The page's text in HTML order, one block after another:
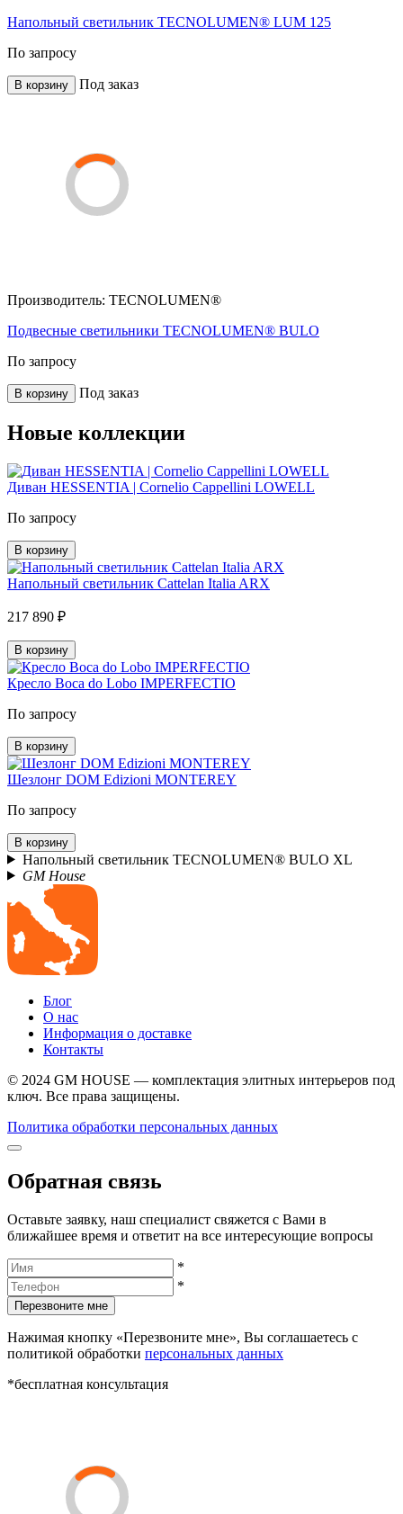
Напольный светильник TECNOLUMEN® LUM 125
По запросу
В корзину Под заказ
Производитель: TECNOLUMEN®
Подвесные светильники TECNOLUMEN® BULO
По запросу
В корзину Под заказ
Новые коллекции
Диван HESSENTIA | Cornelio Cappellini LOWELL
По запросу
В корзину
Напольный светильник Cattelan Italia ARX
217 890 ₽
В корзину
Кресло Boca do Lobo IMPERFECTIO
По запросу
В корзину
Шезлонг DOM Edizioni MONTEREY
По запросу
В корзину
Напольный светильник TECNOLUMEN® BULO XL
GM House
Блог
О нас
Информация о доставке
Контакты
© 2024 GM HOUSE — комплектация элитных интерьеров под
ключ. Все права защищены.
Политика обработки персональных данных
Обратная связь
Оставьте заявку, наш специалист свяжется с Вами в
ближайшее время и ответит на все интересующие вопросы
*
*
Перезвоните мне
Нажимая кнопку «Перезвоните мне», Вы соглашаетесь с
политикой обработки персональных данных
*бесплатная консультация